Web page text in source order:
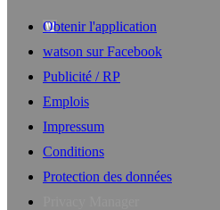
Obtenir l'application
watson sur Facebook
Publicité / RP
Emplois
Impressum
Conditions
Protection des données